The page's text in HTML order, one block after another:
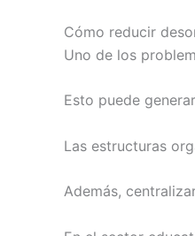
Cómo reducir
Uno de los
Esto puede
Las estructuras
Además,